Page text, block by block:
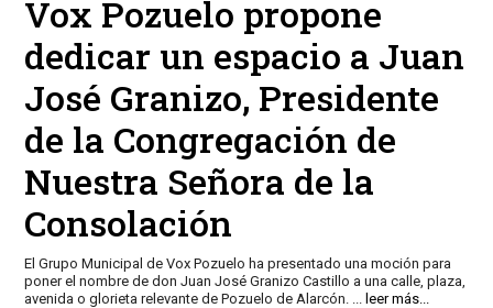
Vox Pozuelo propone
dedicar un espacio a Juan
José Granizo, Presidente
de la Congregación de
Nuestra Señora de la
Consolación
El Grupo Municipal de Vox Pozuelo ha presentado una moción para
poner el nombre de don Juan José Granizo Castillo a una calle, plaza,
avenida o glorieta relevante de Pozuelo de Alarcón.
leer más...